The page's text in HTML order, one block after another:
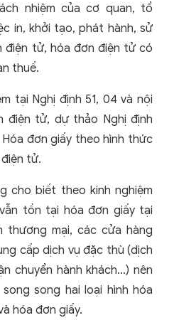
nhiệm của cơ quan, tổ
in, khởi tạo, phát hành, sử
điện tử, hóa đơn điện tử có
thuế.
tại Nghị định 51, 04 và nội
điện tử, dự thảo Nghị định
đơn giấy theo hình thức
tử.
cho biết theo kinh nghiệm
tồn tại hóa đơn giấy tại
thương mại, các cửa hàng
cấp dịch vụ đặc thù (dịch
chuyển hành khách…) nên
song hai loại hình hóa
hóa đơn giấy.